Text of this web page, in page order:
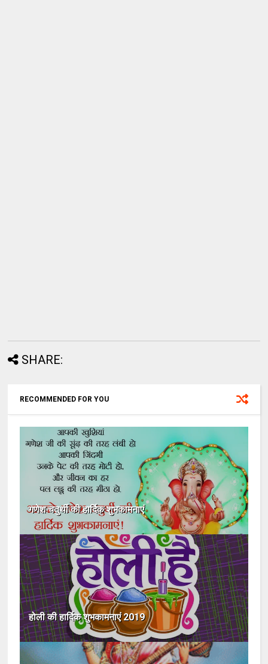
SHARE:
RECOMMENDED FOR YOU
गणेश चतुर्थी की हार्दिक शुभकामनाएं
होली की हार्दिक शुभकामनाएं 2019